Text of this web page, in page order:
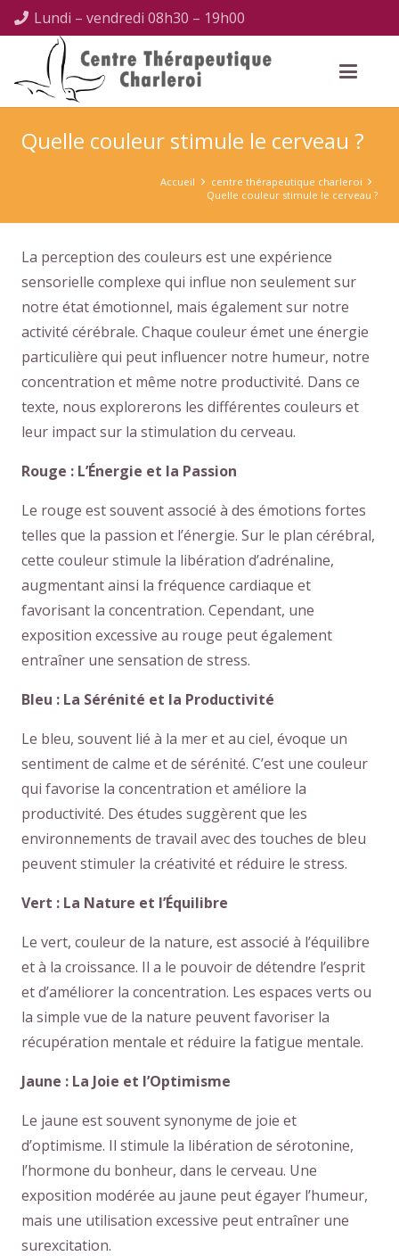
Lundi – vendredi 08h30 – 19h00
Quelle couleur stimule le cerveau ?
Accueil
centre thérapeutique charleroi
Quelle couleur stimule le cerveau ?
La perception des couleurs est une expérience
sensorielle complexe qui influe non seulement sur
notre état émotionnel, mais également sur notre
activité cérébrale. Chaque couleur émet une énergie
particulière qui peut influencer notre humeur, notre
concentration et même notre productivité. Dans ce
texte, nous explorerons les différentes couleurs et
leur impact sur la stimulation du cerveau.
Rouge : L’Énergie et la Passion
Le rouge est souvent associé à des émotions fortes
telles que la passion et l’énergie. Sur le plan cérébral,
cette couleur stimule la libération d’adrénaline,
augmentant ainsi la fréquence cardiaque et
favorisant la concentration. Cependant, une
exposition excessive au rouge peut également
entraîner une sensation de stress.
Bleu : La Sérénité et la Productivité
Le bleu, souvent lié à la mer et au ciel, évoque un
sentiment de calme et de sérénité. C’est une couleur
qui favorise la concentration et améliore la
productivité. Des études suggèrent que les
environnements de travail avec des touches de bleu
peuvent stimuler la créativité et réduire le stress.
Vert : La Nature et l’Équilibre
Le vert, couleur de la nature, est associé à l’équilibre
et à la croissance. Il a le pouvoir de détendre l’esprit
et d’améliorer la concentration. Les espaces verts ou
la simple vue de la nature peuvent favoriser la
récupération mentale et réduire la fatigue mentale.
Jaune : La Joie et l’Optimisme
Le jaune est souvent synonyme de joie et
d’optimisme. Il stimule la libération de sérotonine,
l’hormone du bonheur, dans le cerveau. Une
exposition modérée au jaune peut égayer l’humeur,
mais une utilisation excessive peut entraîner une
surexcitation.